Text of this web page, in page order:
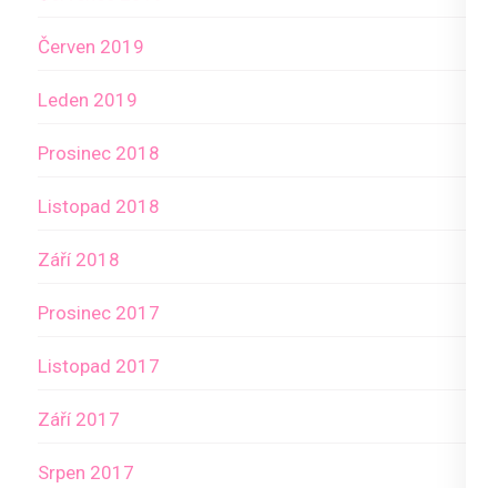
Červen 2019
Leden 2019
Prosinec 2018
Listopad 2018
Září 2018
Prosinec 2017
Listopad 2017
Září 2017
Srpen 2017